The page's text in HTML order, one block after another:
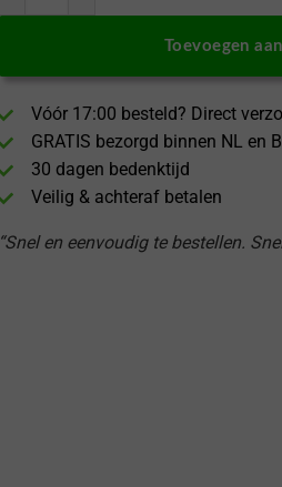
Toevoegen
Vóór 17:00 besteld? Direct
GRATIS bezorgd binnen NL en
30 dagen bedenktijd
Veilig & achteraf betalen
“Snel en eenvoudig te bestellen.